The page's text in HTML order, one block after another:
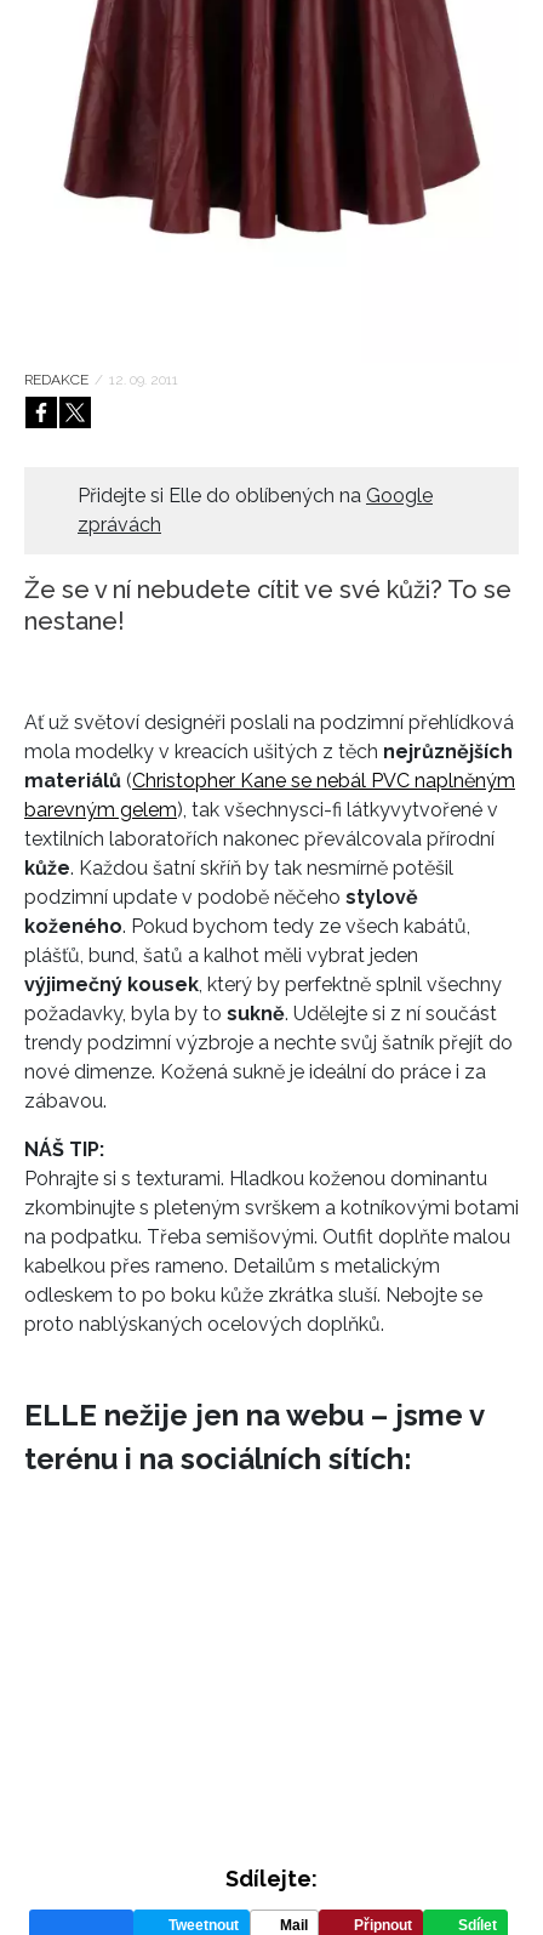
INFORMACE
REDAKCE / 12. 09. 2011
Přidejte si Elle do oblíbených na Google
zprávách
Že se v ní nebudete cítit ve své kůži? To se
nestane!
Ať už světoví designéři poslali na podzimní přehlídková
mola modelky v kreacích ušitých z těch nejrůznějších
materiálů (Christopher Kane se nebál PVC naplněným
barevným gelem), tak všechnysci-fi látkyvytvořené v
textilních laboratořích nakonec převálcovala přírodní
kůže. Každou šatní skříň by tak nesmírně potěšil
podzimní update v podobě něčeho stylově
koženého. Pokud bychom tedy ze všech kabátů,
plášťů, bund, šatů a kalhot měli vybrat jeden
výjimečný kousek , který by perfektně splnil všechny
požadavky, byla by to sukně. Udělejte si z ní součást
trendy podzimní výzbroje a nechte svůj šatník přejít do
nové dimenze. Kožená sukně je ideální do práce i za
zábavou.
NÁŠ TIP:
Pohrajte si s texturami. Hladkou koženou dominantu
zkombinujte s pleteným svrškem a kotníkovými botami
na podpatku. Třeba semišovými. Outfit doplňte malou
kabelkou přes rameno. Detailům s metalickým
odleskem to po boku kůže zkrátka sluší. Nebojte se
proto nablýskaných ocelových doplňků.
ELLE nežije jen na webu – jsme v
terénu i na sociálních sítích:
Sdílejte:
Tweetnout Mail Připnout Sdílet